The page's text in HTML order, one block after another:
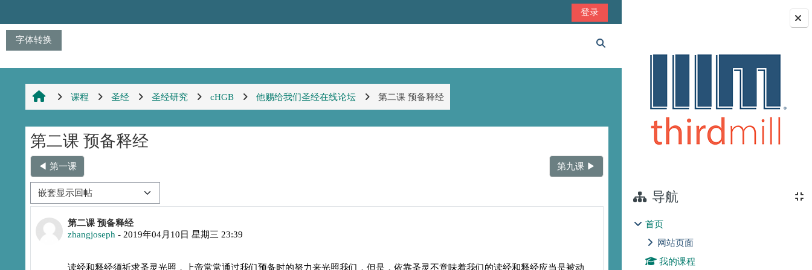
字体转换
版块
导航
首页
网站页面
我的课程
登录
切换搜索输入
课程 圣经 圣经研究 cHGB 他赐给我们圣经在线论坛 第二课 预备释经
第二课 预备释经
◀︎ 第一课 第九课 ▶︎
显示模式
第二课 预备释经
zhangjoseph - 2019年04月10日 星期三 23:39
回帖数：0
读经和释经须祈求圣灵光照，上帝常常通过我们预备时的努力来光照我们，但是，依靠圣灵不意味着我们的读经和释经应当是被动